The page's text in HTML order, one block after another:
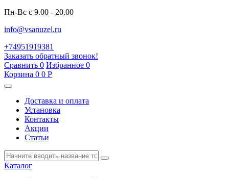
Пн-Вс с 9.00 - 20.00
info@vsanuzel.ru
+74951919381
Заказать обратный звонок!
Сравнить 0 Избранное 0
Корзина 0 0 Р
Доставка и оплата
Установка
Контакты
Акции
Статьи
Каталог